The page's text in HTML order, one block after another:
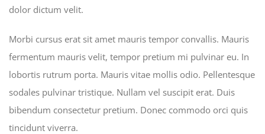
dolor dictum velit.
Morbi cursus erat sit amet mauris tempor convallis. Mauris
fermentum mauris velit, tempor pretium mi pulvinar eu. In
lobortis rutrum porta. Mauris vitae mollis odio. Pellentesque
sodales pulvinar tristique. Nullam vel suscipit erat. Duis
bibendum consectetur pretium. Donec commodo orci quis
tincidunt viverra.